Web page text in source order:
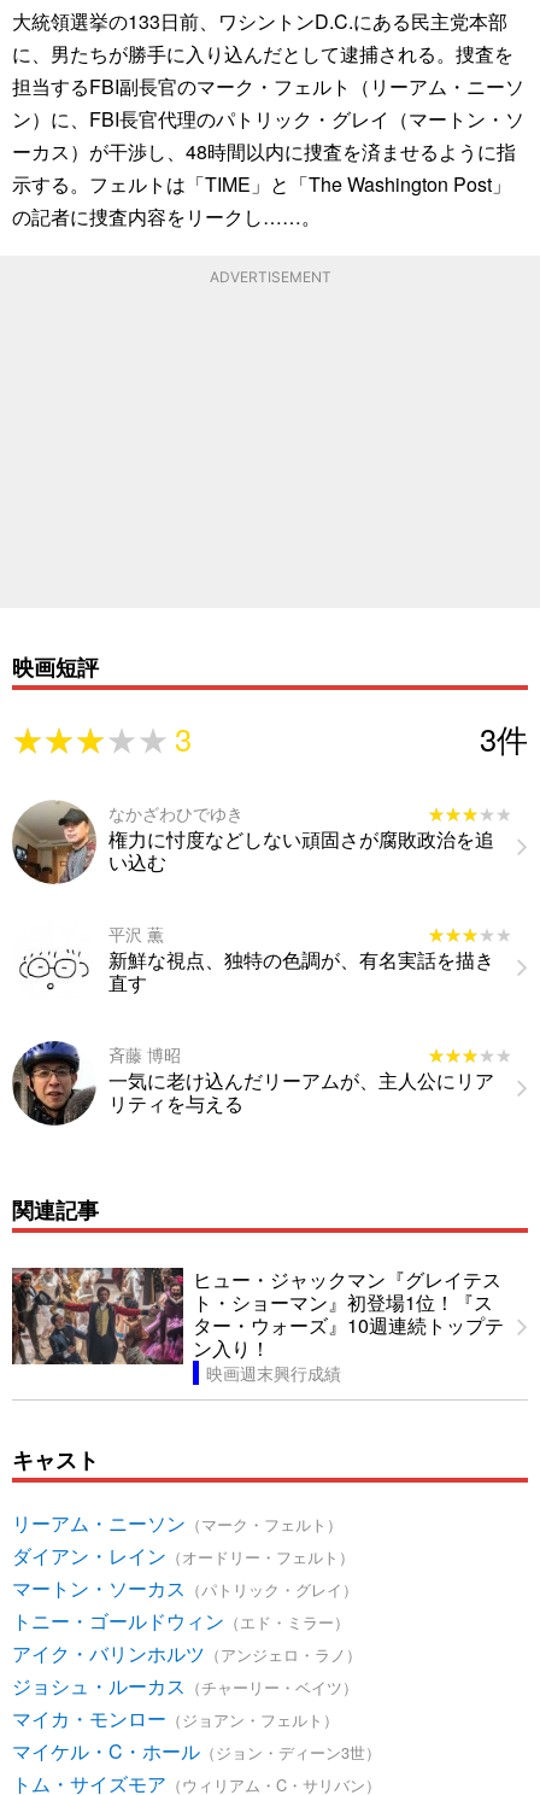
大統領選挙の133日前、ワシントンD.C.にある民主党本部
に、男たちが勝手に入り込んだとして逮捕される。捜査を
担当するFBI副長官のマーク・フェルト（リーアム・ニーソ
ン）に、FBI長官代理のパトリック・グレイ（マートン・ソ
ーカス）が干渉し、48時間以内に捜査を済ませるように指
示する。フェルトは「TIME」と「The Washington Post」
の記者に捜査内容をリークし……。
ADVERTISEMENT
映画短評
★★★★★
★★★★★ 3 3件
なかざわひでゆき ★★★★★
★★★★★
権力に忖度などしない頑固さが腐敗政治を追
い込む
平沢 薫 ★★★★★
★★★★★
新鮮な視点、独特の色調が、有名実話を描き
直す
斉藤 博昭 ★★★★★
★★★★★
一気に老け込んだリーアムが、主人公にリア
リティを与える
関連記事
ヒュー・ジャックマン『グレイテス
ト・ショーマン』初登場1位！『ス
ター・ウォーズ』10週連続トップテ
ン入り！
映画週末興行成績
キャスト
リーアム・ニーソン （マーク・フェルト）
ダイアン・レイン （オードリー・フェルト）
マートン・ソーカス （パトリック・グレイ）
トニー・ゴールドウィン （エド・ミラー）
アイク・バリンホルツ （アンジェロ・ラノ）
ジョシュ・ルーカス （チャーリー・ベイツ）
マイカ・モンロー （ジョアン・フェルト）
マイケル・C・ホール （ジョン・ディーン3世）
トム・サイズモア （ウィリアム・C・サリバン）